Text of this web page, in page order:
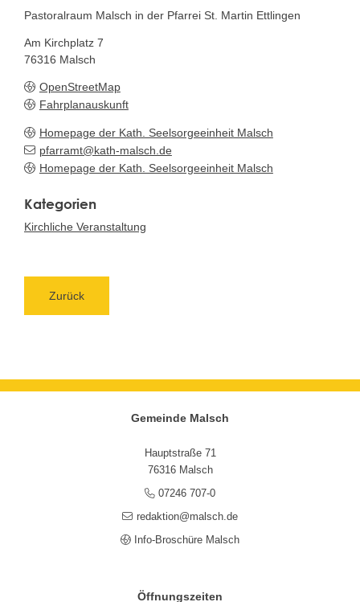
Pastoralraum Malsch in der Pfarrei St. Martin Ettlingen
Am Kirchplatz 7
76316 Malsch
OpenStreetMap
Fahrplanauskunft
Homepage der Kath. Seelsorgeeinheit Malsch
pfarramt@kath-malsch.de
Homepage der Kath. Seelsorgeeinheit Malsch
Kirchliche Veranstaltung
Zurück
Gemeinde Malsch
Hauptstraße 71
76316 Malsch
07246 707-0
redaktion@malsch.de
Info-Broschüre Malsch
Öffnungszeiten